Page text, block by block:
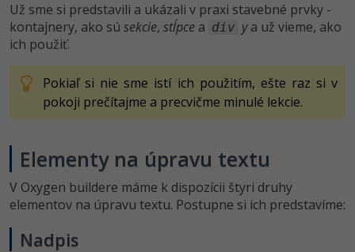
Adobe InDesign -25%
Blender -80%
Fotografovanie -80%
Video
Už sme si predstavili a ukázali v praxi stavebné prvky -
kontajnery, ako sú sekcie, stĺpce a div ya už vieme, ako
ich použiť.
Pokiaľ si nie sme istí ich použitím, ešte raz si v
pokoji prečítajme a precvičme minulé lekcie.
Elementy na úpravu textu
V Oxygen buildere máme k dispozícii štyri druhy
elementov na úpravu textu. Postupne si ich predstavíme:
Nadpis